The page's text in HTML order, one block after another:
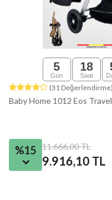
5
Gün
18
Saat
(31 Değerlendirme)
Baby Home 1012 Eos
%15 11.666,00 TL
9.916,10 TL